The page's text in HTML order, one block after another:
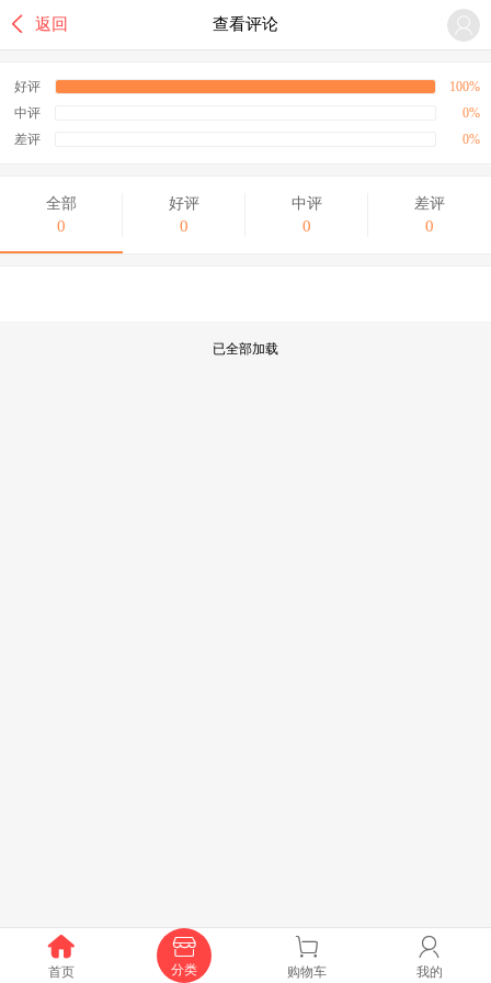
 返回 查看评论
好评
100%
中评
0%
差评
0%
全部
0
好评
0
中评
0
差评
0
已全部加载

首页

分类

购物车

我的